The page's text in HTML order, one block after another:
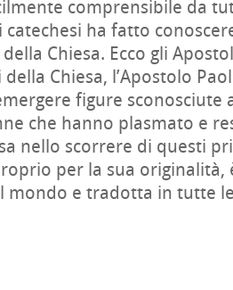
comprensibile da
ha fatto
Chiesa. Ecco gli
Chiesa, l’Apostolo
figure sconosciute
che hanno plasmato e
nello scorrere di questi
per la sua
mondo e tradotta in tutte